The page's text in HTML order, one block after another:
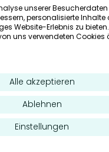
unserer
personalisierte Inhalte
Website-Erlebnis zu bieten.
uns verwendeten Cookies
Alle akzeptieren
Ablehnen
Einstellungen